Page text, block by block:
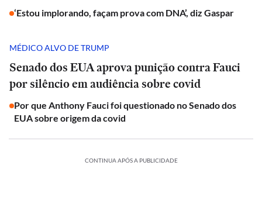
‘Estou implorando, façam prova com DNA’, diz Gaspar
MÉDICO ALVO DE TRUMP
Senado dos EUA aprova punição contra Fauci
por silêncio em audiência sobre covid
Por que Anthony Fauci foi questionado no Senado dos
EUA sobre origem da covid
CONTINUA APÓS A PUBLICIDADE